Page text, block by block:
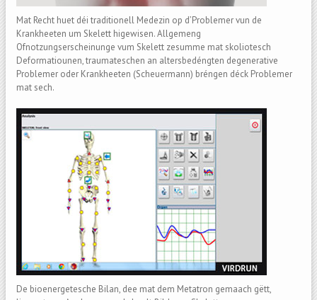
Mat Recht huet déi traditionell Medezin op d’Problemer vun de
Krankheeten um Skelett higewisen. Allgemeng
Ofnotzungserscheinunge vum Skelett zesumme mat skoliotesch
Deformatiounen, traumateschen an altersbedéngten degenerative
Problemer oder Krankheeten (Scheuermann) bréngen déck Problemer
mat sech.
De bioenergetesche Bilan, dee mat dem Metatron gemaach gëtt,